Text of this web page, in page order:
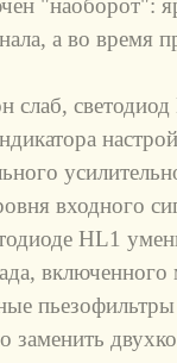
"наоборот":
а во время
слаб,
входного
HL1